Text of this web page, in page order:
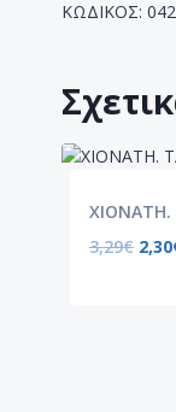
ΚΩΔΙΚΟΣ:
ΧΙΟΝΑΤΗ.
3,29€ 2,30